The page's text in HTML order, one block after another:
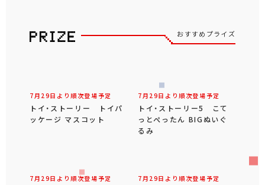
おすすめプライズ
7月29日より順次登場予定
トイ・ストーリー トイパ
ッケージ マスコット
7月29日より順次登場予定
トイ・ストーリー5 こて
っとぺったん BIGぬいぐ
るみ
7月29日より順次登場予定 7月29日より順次登場予定